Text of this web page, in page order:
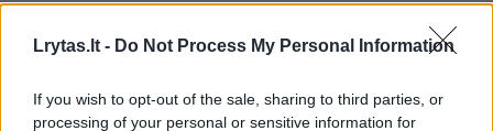
Lrytas.lt - Do Not Process My Personal Information
If you wish to opt-out of the sale, sharing to third parties, or
processing of your personal or sensitive information for